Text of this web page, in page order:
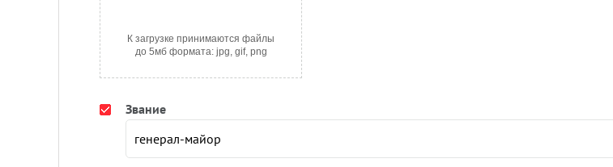
К загрузке принимаются файлы
до 5мб формата: jpg, gif, png
Звание